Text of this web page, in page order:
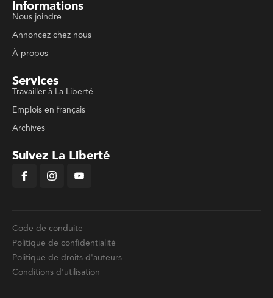
Informations
Nous joindre
Annoncez chez nous
À propos
Services
Travailler à La Liberté
Emplois en français
Archives
Suivez La Liberté
Code de conduite
Politique de confidentialité
Politique de droits d'auteurs
Conditions d'utilisation